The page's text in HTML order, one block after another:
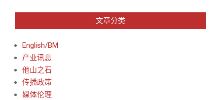
文章分类
English/BM
产业讯息
他山之石
传播政策
媒体伦理